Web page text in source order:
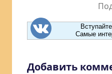
Самые
Добавить